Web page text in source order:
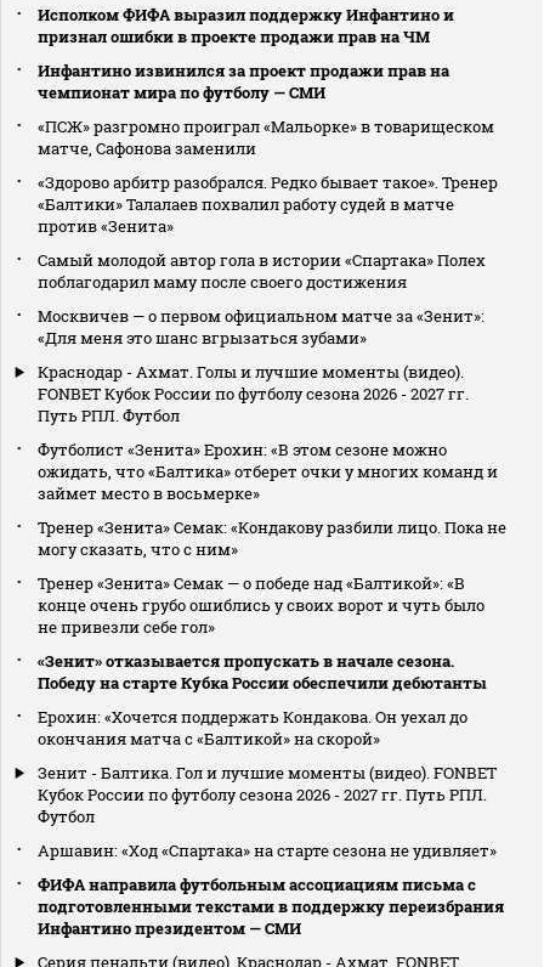
Исполком ФИФА выразил поддержку Инфантино и
признал ошибки в проекте продажи прав на ЧМ
Инфантино извинился за проект продажи прав на
чемпионат мира по футболу — СМИ
«ПСЖ» разгромно проиграл «Мальорке» в товарищеском
матче, Сафонова заменили
«Здорово арбитр разобрался. Редко бывает такое». Тренер
«Балтики» Талалаев похвалил работу судей в матче
против «Зенита»
Самый молодой автор гола в истории «Спартака» Полех
поблагодарил маму после своего достижения
Москвичев — о первом официальном матче за «Зенит»:
«Для меня это шанс вгрызаться зубами»
Краснодар - Ахмат. Голы и лучшие моменты (видео).
FONBET Кубок России по футболу сезона 2026 - 2027 гг.
Путь РПЛ. Футбол
Футболист «Зенита» Ерохин: «В этом сезоне можно
ожидать, что «Балтика» отберет очки у многих команд и
займет место в восьмерке»
Тренер «Зенита» Семак: «Кондакову разбили лицо. Пока не
могу сказать, что с ним»
Тренер «Зенита» Семак — о победе над «Балтикой»: «В
конце очень грубо ошиблись у своих ворот и чуть было
не привезли себе гол»
«Зенит» отказывается пропускать в начале сезона.
Победу на старте Кубка России обеспечили дебютанты
Ерохин: «Хочется поддержать Кондакова. Он уехал до
окончания матча с «Балтикой» на скорой»
Зенит - Балтика. Гол и лучшие моменты (видео). FONBET
Кубок России по футболу сезона 2026 - 2027 гг. Путь РПЛ.
Футбол
Аршавин: «Ход «Спартака» на старте сезона не удивляет»
ФИФА направила футбольным ассоциациям письма с
подготовленными текстами в поддержку переизбрания
Инфантино президентом — СМИ
Серия пенальти (видео). Краснодар - Ахмат. FONBET